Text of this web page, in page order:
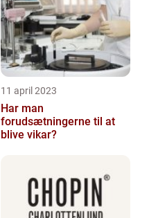
11 april 2023
Har man
forudsætningerne til at
blive vikar?